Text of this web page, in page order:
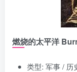
燃烧的太平洋
类型: 军事 / 历